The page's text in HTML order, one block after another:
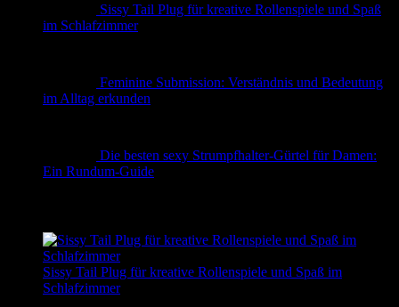
Sissy Tail Plug für kreative Rollenspiele und Spaß
im Schlafzimmer
Feminine Submission: Verständnis und Bedeutung
im Alltag erkunden
Die besten sexy Strumpfhalter-Gürtel für Damen:
Ein Rundum-Guide
Sissy Tail Plug für kreative Rollenspiele und Spaß im
Schlafzimmer